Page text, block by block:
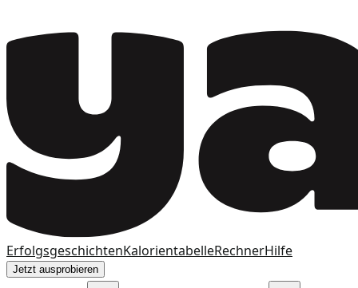
ErfolgsgeschichtenKalorientabelleRechnerHilfe
Jetzt ausprobieren